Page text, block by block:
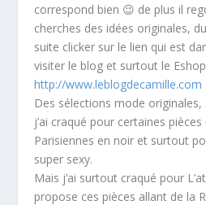
correspond bien 😉 de plus il
cherches des idées originales,
suite clicker sur le lien qui est
visiter le blog et surtout le
http://www.leblogdecamille.com
Des sélections mode
j’ai craqué pour certaines pièces
Parisiennes en noir et surtout
super sexy.
Mais j’ai surtout craqué pour
propose ces pièces allant de la